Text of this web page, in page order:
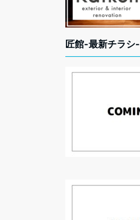
匠館-最新チラシ-